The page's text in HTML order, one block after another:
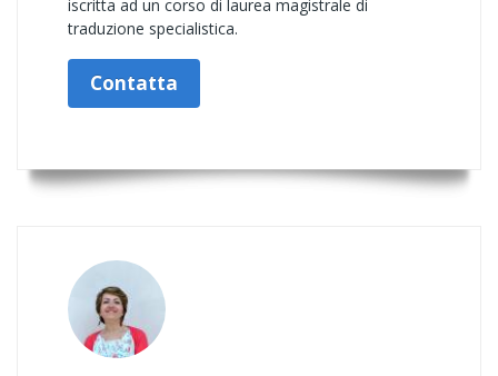
iscritta ad un corso di laurea magistrale di
traduzione specialistica.
Contatta